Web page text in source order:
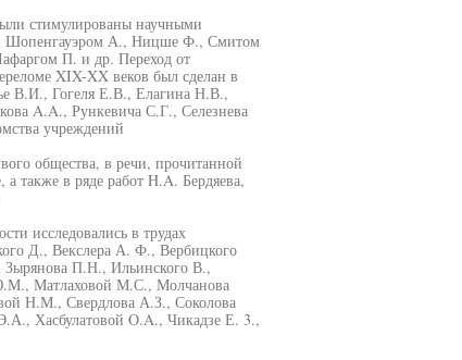
стимулированы научными
Шопенгауэром А., Ницше Ф., Смитом
П. и др. Переход от
XIX-XX веков был сделан в
В.И., Гогеля Е.В., Елагина Н.В.,
A.A., Рункевича С.Г., Селезнева
учреждений
общества, в речи, прочитанной
также в ряде работ H.A. Бердяева,
исследовались в трудах
Д., Векслера А. Ф., Вербицкого
П.Н., Ильинского В.,
Матлаховой М.С., Молчанова
Н.М., Свердлова А.З., Соколова
Хасбулатовой O.A., Чикадзе Е. 3.,